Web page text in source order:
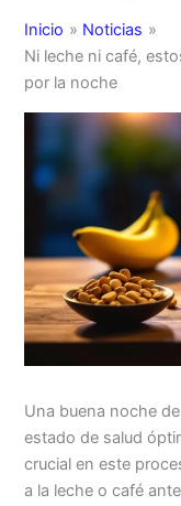
Inicio
Noticias
Ni leche ni café,
por la noche
Una buena noche
estado de salud
crucial en este
a la leche o café